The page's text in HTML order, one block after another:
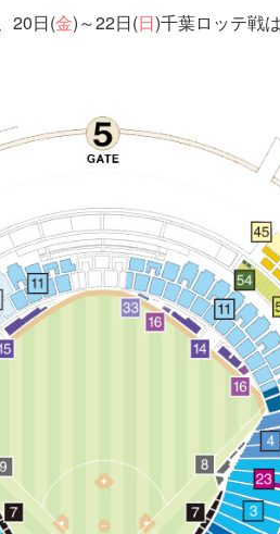
20日(金)～22日(日)千葉ロッテ戦